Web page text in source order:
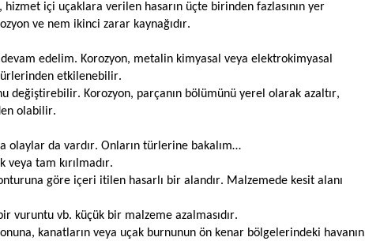
hizmet içi uçaklara verilen hasarın üçte birinden fazlasının yer
ve nem ikinci zarar kaynağıdır.
edelim. Korozyon, metalin kimyasal veya elektrokimyasal
türlerinden etkilenebilir.
değiştirebilir. Korozyon, parçanın bölümünü yerel olarak azaltır,
olabilir.
olaylar da vardır. Onların türlerine bakalım…
veya tam kırılmadır.
göre içeri itilen hasarlı bir alandır. Malzemede kesit alanı
vuruntu vb. küçük bir malzeme azalmasıdır.
kanatların veya uçak burnunun ön kenar bölgelerindeki havanın